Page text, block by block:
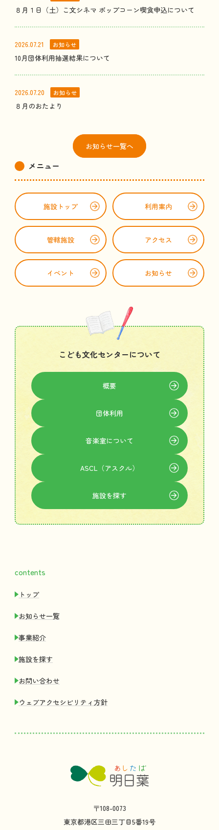
８月１日（土）こ文シネマ ポップコーン喫食申込について
2026.07.21 お知らせ
10月団体利用抽選結果について
2026.07.20 お知らせ
８月のおたより
お知 らせ一覧へ
メニュー
施設 トップ 利用案内
管轄施設 アクセス
イベント お知 らせ
こども文化センターについて
概要
団体利用
音楽室について
ASCL（アスクル）
施設を探す
contents
トップ
お知 らせ一覧
事業紹介
施設を探す
お問い合わせ
ウェブアクセシビリティ 方針
〒108-0073
東京都港区三田三丁目5番19号